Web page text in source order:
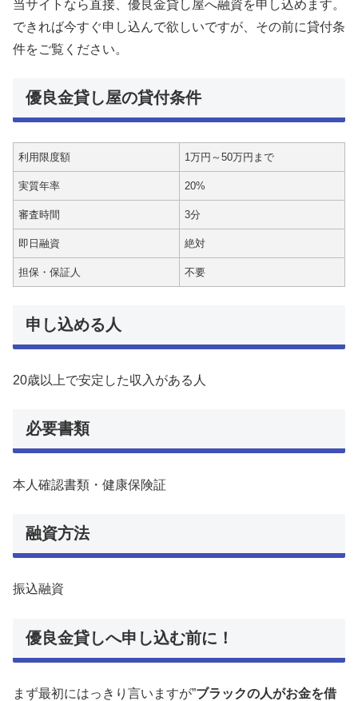
当サイトなら直接、優良金貸し屋へ融資を申し込めます。
できれば今すぐ申し込んで欲しいですが、その前に貸付条
件をご覧ください。
優良金貸し屋の貸付条件
利用限度額 1万円～50万円まで
実質年率 20%
審査時間 3分
即日融資 絶対
担保・保証人 不要
申し込める人
20歳以上で安定した収入がある人
必要書類
本人確認書類・健康保険証
融資方法
振込融資
優良金貸しへ申し込む前に！
まず最初にはっきり言いますが”ブラックの人がお金を借